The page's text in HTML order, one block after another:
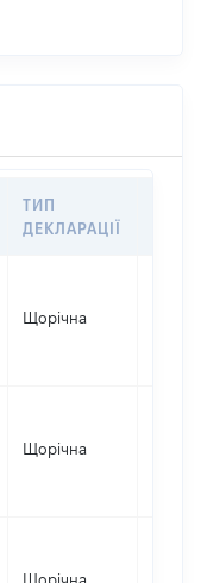
ТИП
ДЕКЛАРАЦІЇ
Щорічна
Щорічна
Щорічна